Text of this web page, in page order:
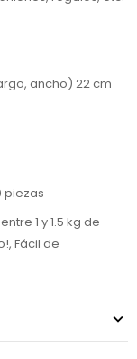
ancho) 22 cm
piezas
1 y 1.5 kg de
Fácil de